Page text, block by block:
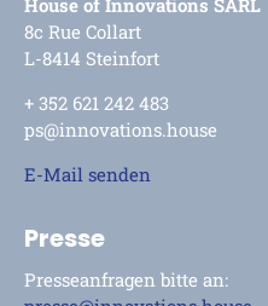
House of Innovations SARL
8c Rue Collart
L-8414 Steinfort
+ 352 621 242 483
ps@innovations.house
E-Mail senden
Presse
Presseanfragen bitte an: